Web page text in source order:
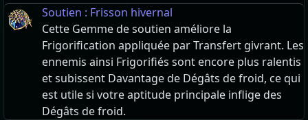
Soutien : Frisson hivernal
Cette Gemme de soutien améliore la
Frigorification appliquée par Transfert givrant. Les
ennemis ainsi Frigorifiés sont encore plus ralentis
et subissent Davantage de Dégâts de froid, ce qui
est utile si votre aptitude principale inflige des
Dégâts de froid.